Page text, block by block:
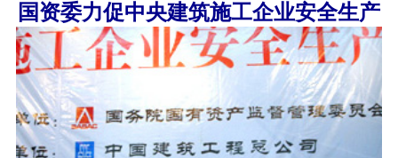
国资委力促中央建筑施工企业安全生产